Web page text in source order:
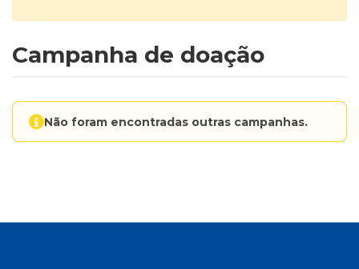
Campanha de doação
Não foram encontradas outras campanhas.